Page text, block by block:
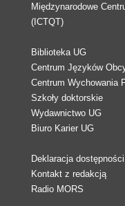
Międzynarodowe
(ICTQT)
Biblioteka UG
Centrum Języków
Centrum Wychowania
Szkoły doktorskie
Wydawnictwo UG
Biuro Karier UG
Deklaracja dostępności
Kontakt z redakcją
Radio MORS